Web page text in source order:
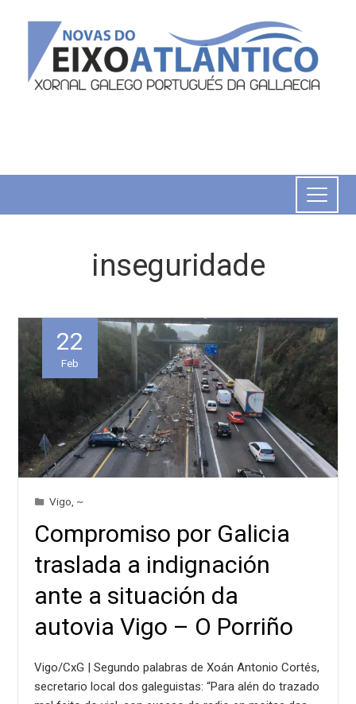
inseguridade
22
Feb
Vigo ~
Compromiso por Galicia
traslada a indignación
ante a situación da
autovia Vigo – O Porriño
Vigo/CxG | Segundo palabras de Xoán Antonio Cortés,
secretario local dos galeguistas: “Para alén do trazado